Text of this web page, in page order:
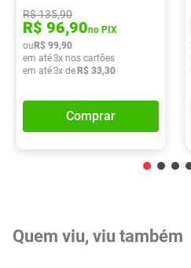
R$135,90
R$ 96,90no PIX
ou R$ 99,90
em até3x nos cartões
em até3x de R$ 33,30
Comprar
Quem viu, viu também